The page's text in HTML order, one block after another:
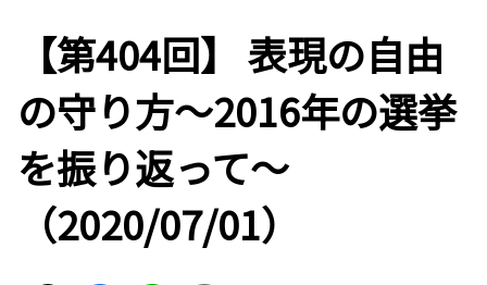
【第404回】 表現の自由
の守り方〜2016年の選挙
を振り返って〜
（2020/07/01）